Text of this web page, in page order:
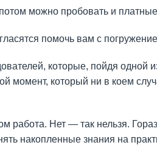
можно пробовать и
помочь вам с
которые, пойдя одной
который ни в коем
работа. Нет — так нельзя.
накопленные знания на